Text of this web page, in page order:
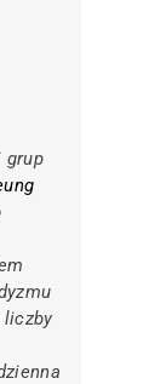
grup
liczby